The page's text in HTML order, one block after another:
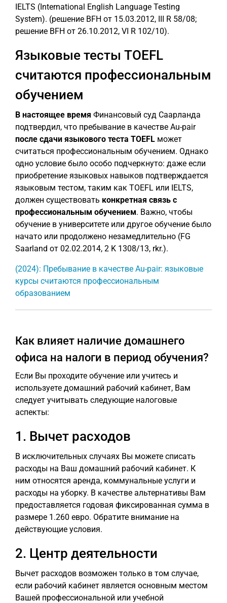
IELTS (International English Language Testing
System). (решение BFH от 15.03.2012, III R 58/08;
решение BFH от 26.10.2012, VI R 102/10).
Языковые тесты TOEFL
считаются профессиональным
обучением
В настоящее время Финансовый суд Саарланда
подтвердил, что пребывание в качестве Au-pair
после сдачи языкового теста TOEFL может
считаться профессиональным обучением. Однако
одно условие было особо подчеркнуто: даже если
приобретение языковых навыков подтверждается
языковым тестом, таким как TOEFL или IELTS,
должен существовать конкретная связь с
профессиональным обучением. Важно, чтобы
обучение в университете или другое обучение было
начато или продолжено незамедлительно (FG
Saarland от 02.02.2014, 2 K 1308/13, rkr.).
(2024): Пребывание в качестве Au-pair: языковые
курсы считаются профессиональным
образованием
Как влияет наличие домашнего
офиса на налоги в период обучения?
Если Вы проходите обучение или учитесь и
используете домашний рабочий кабинет, Вам
следует учитывать следующие налоговые
аспекты:
1. Вычет расходов
В исключительных случаях Вы можете списать
расходы на Ваш домашний рабочий кабинет. К
ним относятся аренда, коммунальные услуги и
расходы на уборку. В качестве альтернативы Вам
предоставляется годовая фиксированная сумма в
размере 1.260 евро. Обратите внимание на
действующие условия.
2. Центр деятельности
Вычет расходов возможен только в том случае,
если рабочий кабинет является основным местом
Вашей профессиональной или учебной